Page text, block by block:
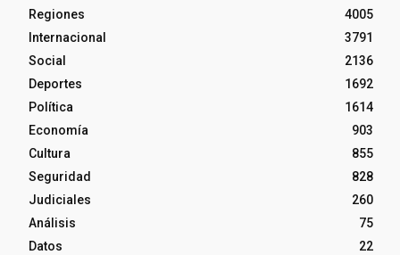
Regiones
4005
Internacional
3791
Social
2136
Deportes
1692
Política
1614
Economía
903
Cultura
855
Seguridad
828
Judiciales
260
Análisis
75
Datos
22